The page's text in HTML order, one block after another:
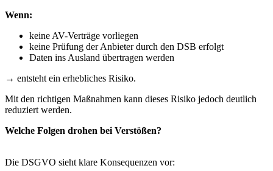
Wenn:
keine AV-Verträge vorliegen
keine Prüfung der Anbieter durch den DSB erfolgt
Daten ins Ausland übertragen werden
→ entsteht ein erhebliches Risiko.
Mit den richtigen Maßnahmen kann dieses Risiko jedoch deutlich
reduziert werden.
Welche Folgen drohen bei Verstößen?
Die DSGVO sieht klare Konsequenzen vor: